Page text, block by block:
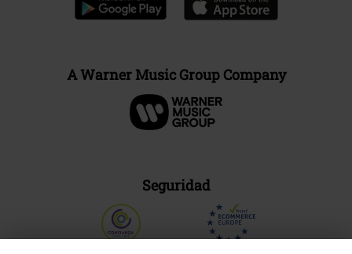
A Warner Music Group Company
Seguridad